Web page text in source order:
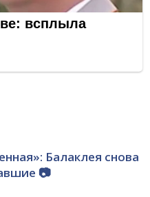
Балаклея снова
📷